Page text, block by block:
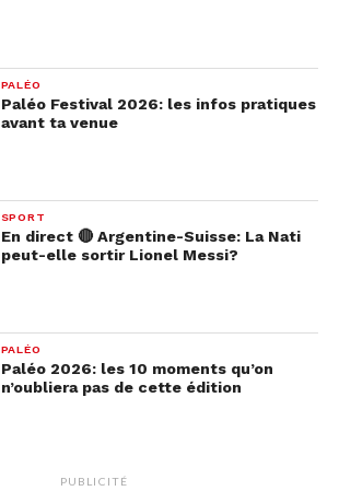
PALÉO
Paléo Festival 2026: les infos pratiques
avant ta venue
SPORT
En direct 🔴 Argentine-Suisse: La Nati
peut-elle sortir Lionel Messi?
PALÉO
Paléo 2026: les 10 moments qu’on
n’oubliera pas de cette édition
PUBLICITÉ